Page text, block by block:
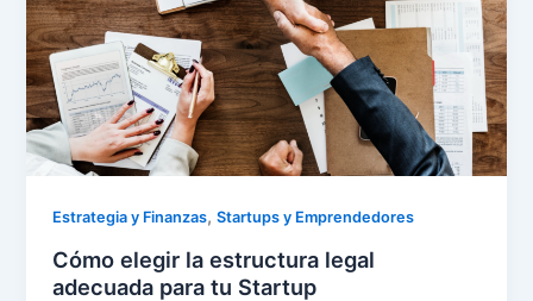
Estrategia y Finanzas,Startups y Emprendedores
Cómo elegir la estructura legal
adecuada para tu Startup